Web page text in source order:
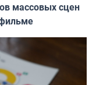
массовых сцен